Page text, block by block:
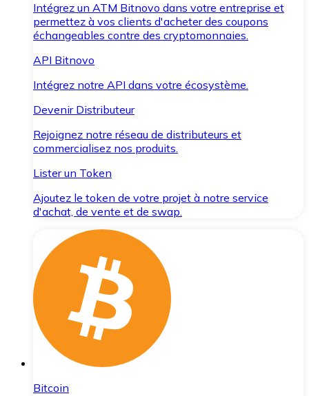
Intégrez un ATM Bitnovo dans votre entreprise et
permettez à vos clients d'acheter des coupons
échangeables contre des cryptomonnaies.
API Bitnovo
Intégrez notre API dans votre écosystème.
Devenir Distributeur
Rejoignez notre réseau de distributeurs et
commercialisez nos produits.
Lister un Token
Ajoutez le token de votre projet à notre service
d'achat, de vente et de swap.
Bitcoin